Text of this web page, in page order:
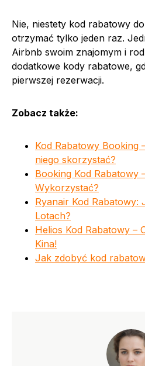
Nie, niestety kod rabatowy
otrzymać tylko jeden raz.
Airbnb swoim znajomym i
dodatkowe kody rabatowe,
pierwszej rezerwacji.
Zobacz także:
Kod Rabatowy Booking
niego skorzystać?
Booking Kod Rabatowy
Wykorzystać?
Ryanair Kod Rabatowy:
Lotach?
Helios Kod Rabatowy –
Kina!
Jak zdobyć kod